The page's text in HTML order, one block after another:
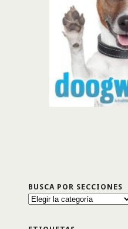
BUSCA POR SECCIONES
Busca